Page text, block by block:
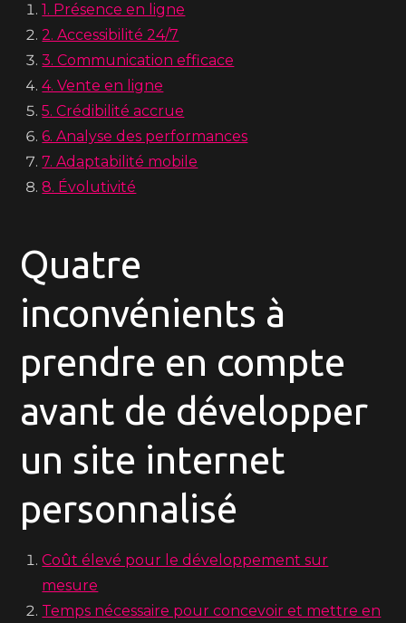
1. Présence en ligne
2. Accessibilité 24/7
3. Communication efficace
4. Vente en ligne
5. Crédibilité accrue
6. Analyse des performances
7. Adaptabilité mobile
8. Évolutivité
Quatre
inconvénients à
prendre en compte
avant de développer
un site internet
personnalisé
Coût élevé pour le développement sur
mesure
Temps nécessaire pour concevoir et mettre en